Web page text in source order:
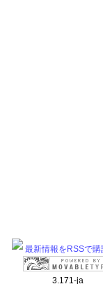
最新情報をRSSで購
3.171-ja